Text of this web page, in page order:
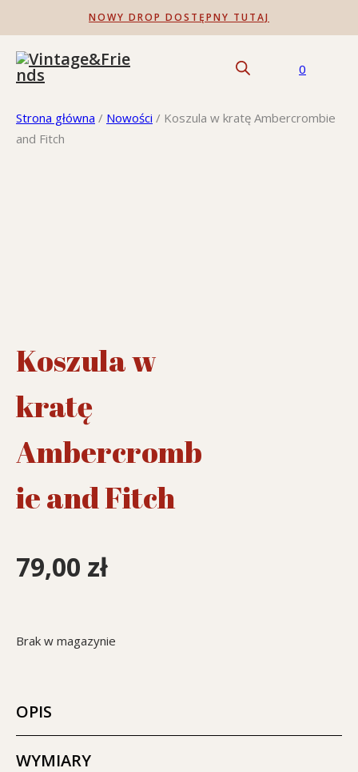
NOWY DROP DOSTĘPNY TUTAJ
0
Strona główna / Nowości / Koszula w kratę Ambercrombie
and Fitch
Koszula w
kratę
Ambercromb
ie and Fitch
79,00 zł
Brak w magazynie
OPIS
WYMIARY